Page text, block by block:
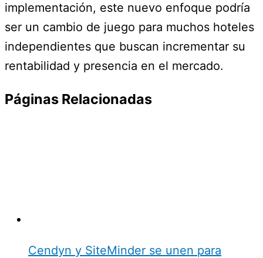
implementación, este nuevo enfoque podría
ser un cambio de juego para muchos hoteles
independientes que buscan incrementar su
rentabilidad y presencia en el mercado.
Páginas Relacionadas
Cendyn y SiteMinder se unen para